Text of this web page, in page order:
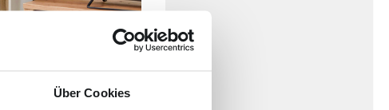
Über Cookies